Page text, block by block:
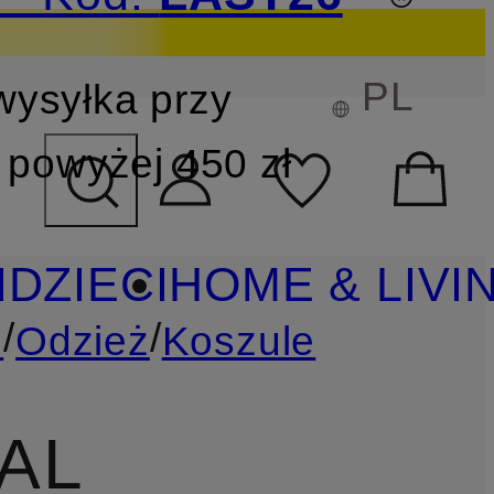
przy
450 zł
PL
DZIECIHOME &
/Odzież/Koszule